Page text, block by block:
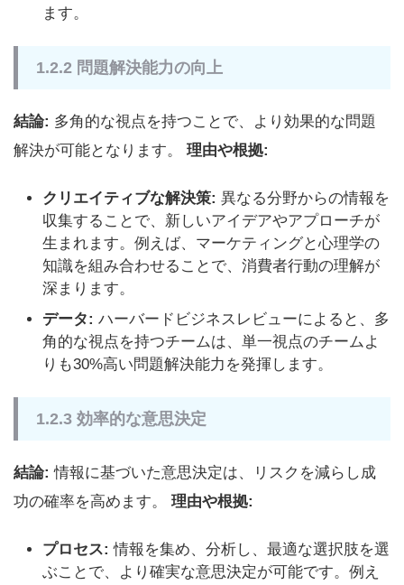
ます。
1.2.2 問題解決能力の向上
結論: 多角的な視点を持つことで、より効果的な問題
解決が可能となります。 理由や根拠:
クリエイティブな解決策: 異なる分野からの情報を
収集することで、新しいアイデアやアプローチが
生まれます。例えば、マーケティングと心理学の
知識を組み合わせることで、消費者行動の理解が
深まります。
データ: ハーバードビジネスレビューによると、多
角的な視点を持つチームは、単一視点のチームよ
りも30%高い問題解決能力を発揮します。
1.2.3 効率的な意思決定
結論: 情報に基づいた意思決定は、リスクを減らし成
功の確率を高めます。 理由や根拠:
プロセス: 情報を集め、分析し、最適な選択肢を選
ぶことで、より確実な意思決定が可能です。例え